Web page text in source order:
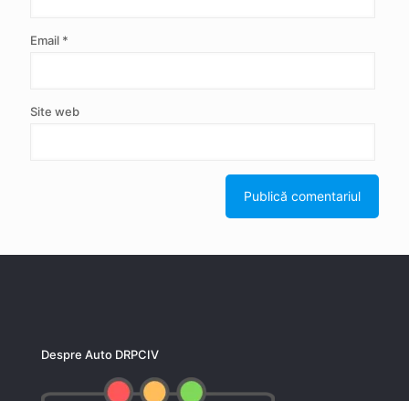
Email *
Site web
Despre Auto DRPCIV